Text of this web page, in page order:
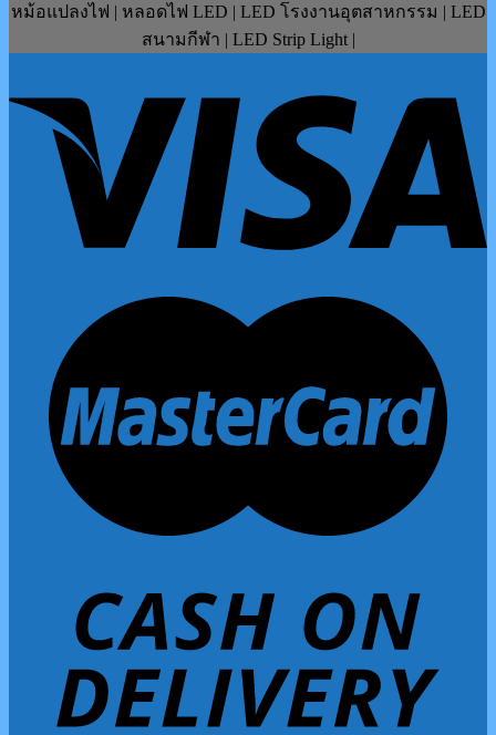
หม้อแปลงไฟ | หลอดไฟ LED | LED โรงงานอุตสาหกรรม | LED
สนามกีฬา | LED Strip Light |